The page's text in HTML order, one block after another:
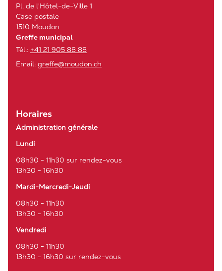
Pl. de l'Hôtel-de-Ville 1
Case postale
1510 Moudon
Greffe municipal
Tél.: +41 21 905 88 88
Email: greffe@moudon.ch
Horaires
Administration générale
Lundi
08h30 - 11h30 sur rendez-vous
13h30 - 16h30
Mardi-Mercredi-Jeudi
08h30 - 11h30
13h30 - 16h30
Vendredi
08h30 - 11h30
13h30 - 16h30 sur rendez-vous